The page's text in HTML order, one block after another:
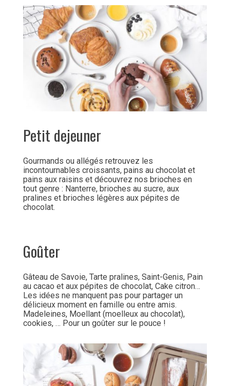
Petit dejeuner
Gourmands ou allégés retrouvez les
incontournables croissants, pains au chocolat et
pains aux raisins et découvrez nos brioches en
tout genre : Nanterre, brioches au sucre, aux
pralines et brioches légères aux pépites de
chocolat.
Goûter
Gâteau de Savoie, Tarte pralines, Saint-Genis, Pain
au cacao et aux pépites de chocolat, Cake citron…
Les idées ne manquent pas pour partager un
délicieux moment en famille ou entre amis.
Madeleines, Moellant (moelleux au chocolat),
cookies, … Pour un goûter sur le pouce !